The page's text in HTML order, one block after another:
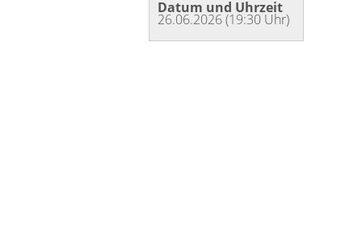
Datum und Uhrzeit
26.06.2026 (19:30 Uhr)